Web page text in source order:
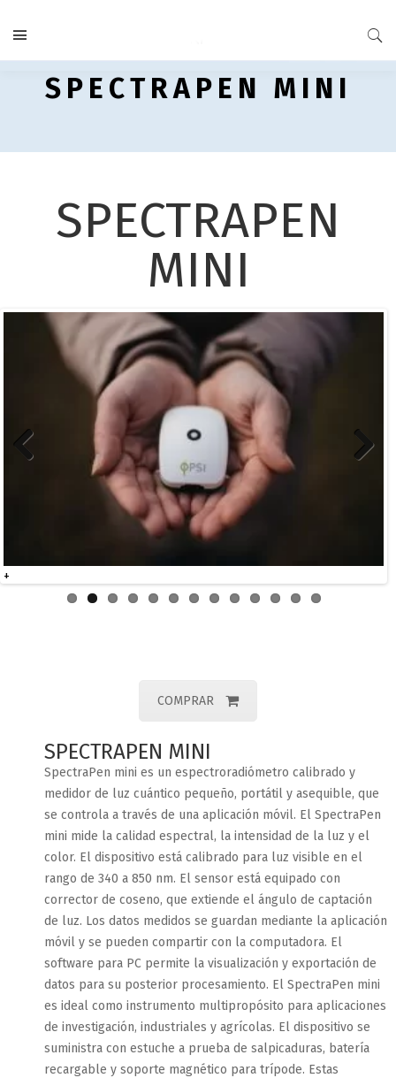
SPECTRAPEN MINI
SPECTRAPEN
MINI
+
COMPRAR
SPECTRAPEN MINI
SpectraPen mini es un espectroradiómetro calibrado y
medidor de luz cuántico pequeño, portátil y asequible, que
se controla a través de una aplicación móvil. El SpectraPen
mini mide la calidad espectral, la intensidad de la luz y el
color. El dispositivo está calibrado para luz visible en el
rango de 340 a 850 nm. El sensor está equipado con
corrector de coseno, que extiende el ángulo de captación
de luz. Los datos medidos se guardan mediante la aplicación
móvil y se pueden compartir con la computadora. El
software para PC permite la visualización y exportación de
datos para su posterior procesamiento. El SpectraPen mini
es ideal como instrumento multipropósito para aplicaciones
de investigación, industriales y agrícolas. El dispositivo se
suministra con estuche a prueba de salpicaduras, batería
recargable y soporte magnético para trípode. Estas